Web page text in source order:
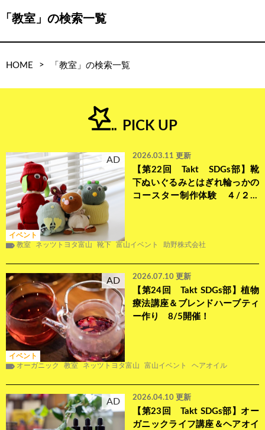
「教室」の検索一覧
HOME > 「教室」の検索一覧
PICK UP
AD
イベント
2026.03.11 更新
【第22回 Takt SDGs部】靴
下ぬいぐるみとはぎれ輪っかの
コースター制作体験 ４/２２
教室 ネッツトヨタ富山 靴下 富山イベント 助野株式会社
AD
イベント
2026.07.10 更新
【第24回 Takt SDGs部】植物
療法講座＆ブレンドハーブティ
ー作り 8/5開催！
オーガニック 教室 ネッツトヨタ富山 富山イベント ヘアオイル
AD 2026.04.10 更新
【第23回 Takt SDGs部】オー
ガニックライフ講座＆ヘアオイ